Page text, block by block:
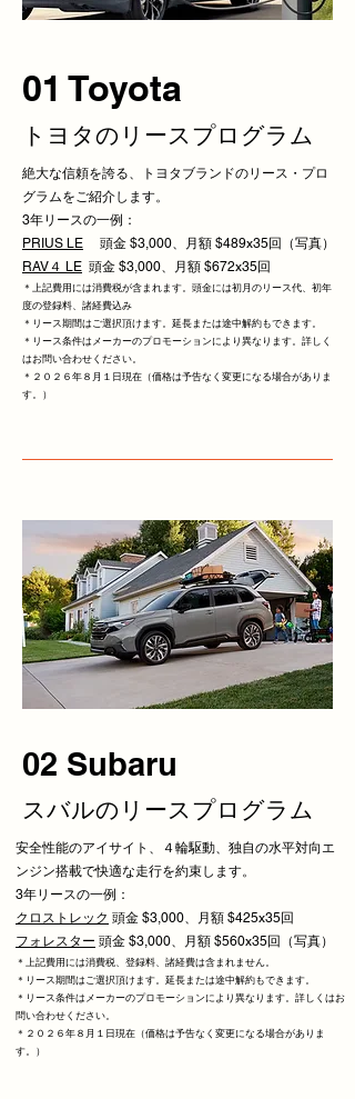
01 Toyota
トヨタのリースプログラム
絶大な信頼を誇る、トヨタブランドのリース・プロ
グラムをご紹介します。
3年リースの一例：
PRIUS LE 頭金 $3,000、月額 $489x35回（写真）
RAV４ LE 頭金 $3,000、月額 $672x35回
＊上記費用には消費税が含まれます。頭金には初月のリース代、初年
度の登録料、諸経費込み
＊リース期間はご選択頂けます。延長または途中解約もできます。
​＊リース条件はメーカーのプロモーションにより異なります。詳しく
はお問い合わせください。
​＊２０２６年８月１日現在（価格は予告なく変更になる場合がありま
す。）
02 Subaru
​スバルのリースプログラム
安全性能のアイサイト、４輪駆動、独自の水平対向エ
ンジン搭載で快適な走行を約束します。
3年リースの一例：
クロストレック 頭金 $3,000、月額 $425x35回
フォレスター 頭金 $3,000、月額 $560x35回（写真）
＊上記費用には消費税、登録料、諸経費は含まれません。
＊リース期間はご選択頂けます。延長または途中解約もできます。
​＊リース条件はメーカーのプロモーションにより異なります。詳しくはお
問い合わせください。
＊２０２６年８月１日現在（価格は予告なく変更になる場合がありま
す。）